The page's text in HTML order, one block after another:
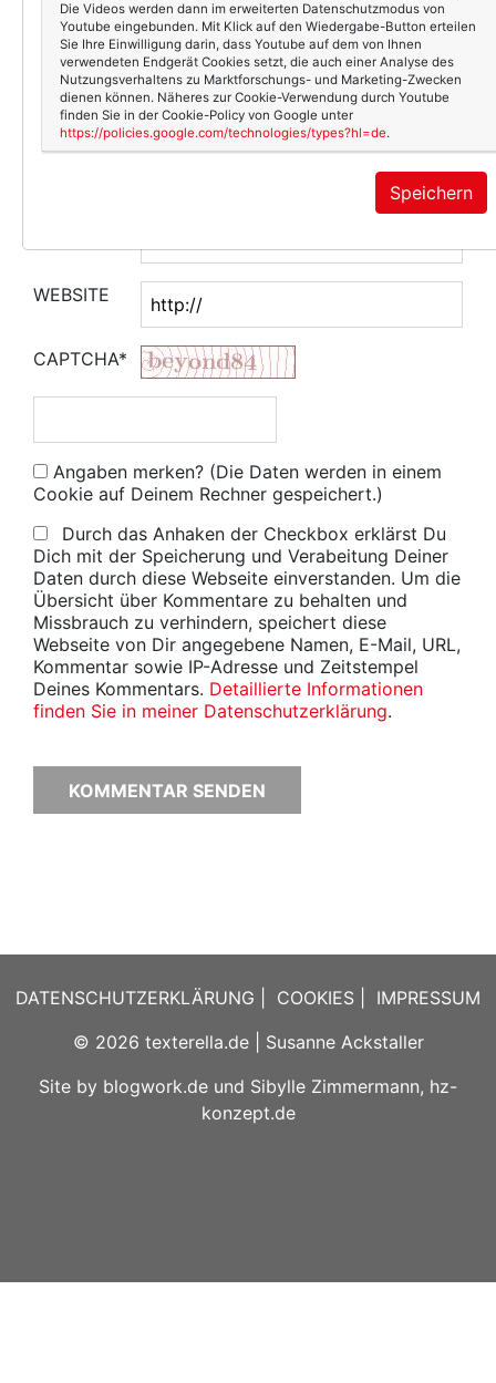
WEBSITE
CAPTCHA*
Angaben merken? (Die Daten werden in einem
Cookie auf Deinem Rechner gespeichert.)
Durch das Anhaken der Checkbox erklärst Du
Dich mit der Speicherung und Verabeitung Deiner
Daten durch diese Webseite einverstanden. Um die
Übersicht über Kommentare zu behalten und
Missbrauch zu verhindern, speichert diese
Webseite von Dir angegebene Namen, E-Mail, URL,
Kommentar sowie IP-Adresse und Zeitstempel
Deines Kommentars. Detaillierte Informationen
finden Sie in meiner Datenschutzerklärung.
DATENSCHUTZERKLÄRUNG COOKIES
IMPRESSUM
© 2026 texterella.de| Susanne Ackstaller
Site by blogwork.de und Sibylle Zimmermann, hz-
konzept.de
Die Videos werden dann im erweiterten Datenschutzmodus von
Youtube eingebunden. Mit Klick auf den Wiedergabe-Button erteilen
Sie Ihre Einwilligung darin, dass Youtube auf dem von Ihnen
verwendeten Endgerät Cookies setzt, die auch einer Analyse des
Nutzungsverhaltens zu Marktforschungs- und Marketing-Zwecken
dienen können. Näheres zur Cookie-Verwendung durch Youtube
finden Sie in der Cookie-Policy von Google unter
https://policies.google.com/technologies/types?hl=de.
Speichern